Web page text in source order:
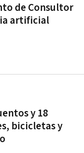
de Consultor
artificial
y 18
bicicletas y